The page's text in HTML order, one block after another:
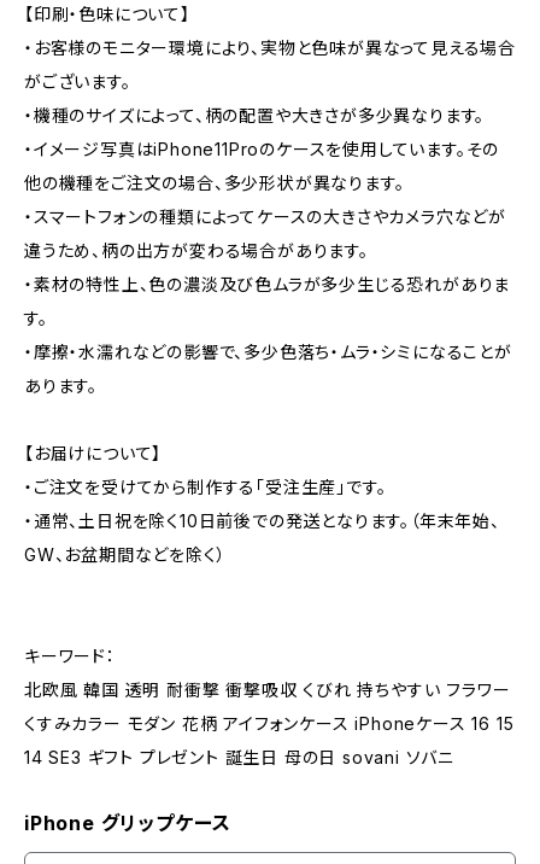
【印刷・色味について】
・お客様のモニター環境により、実物と色味が異なって見える場合
がございます。
・機種のサイズによって、柄の配置や大きさが多少異なります。
・イメージ写真はiPhone11Proのケースを使用しています。その
他の機種をご注文の場合、多少形状が異なります。
・スマートフォンの種類によってケースの大きさやカメラ穴などが
違うため、柄の出方が変わる場合があります。
・素材の特性上、色の濃淡及び色ムラが多少生じる恐れがありま
す。
・摩擦・水濡れなどの影響で、多少色落ち・ムラ・シミになることが
あります。
【お届けについて】
・ご注文を受けてから制作する「受注生産」です。
・通常、土日祝を除く10日前後での発送となります。（年末年始、
GW、お盆期間などを除く）
キーワード：
北欧風 韓国 透明 耐衝撃 衝撃吸収 くびれ 持ちやすい フラワー
くすみカラー モダン 花柄 アイフォンケース iPhoneケース 16 15
14 SE3 ギフト プレゼント 誕生日 母の日 sovani ソバニ
iPhone グリップケース